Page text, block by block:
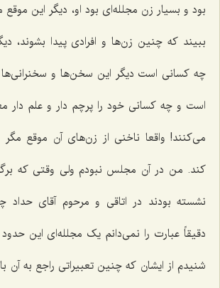
بود و بسیار زن مجلله‌ای بود او، دیگر این
ببیند که چنین زن‌ها و افرادی پیدا بشوند،
چه کسانی است دیگر این سخن‌ها و
است و چه کسانی خود را پرچم دار و علم دار
می‌کنند! واقعا ناخنی از زن‌های آن موقع مگر
کند. من در آن مجلس نبودم ولی وقتی که
نشسته بودند در اتاقی و مرحوم آقای حداد
دقیقاً عبارت را نمی‌دانم یک مجلله‌ای این
شنیدم از ایشان که چنین تعبیراتی راجع به آن‌